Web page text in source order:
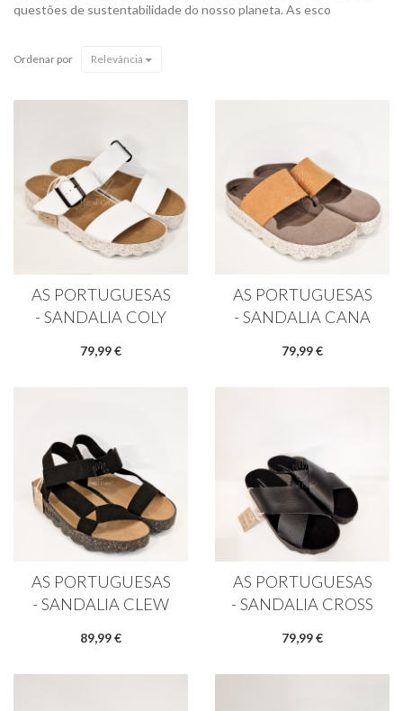
questões de sustentabilidade do nosso planeta. As esco
Ordenar por Relevância
AS PORTUGUESAS
- SANDALIA COLY
79,99 €
AS PORTUGUESAS
- SANDALIA CANA
79,99 €
AS PORTUGUESAS
- SANDALIA CLEW
89,99 €
AS PORTUGUESAS
- SANDALIA CROSS
79,99 €